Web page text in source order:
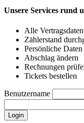
Unsere Services rund
Alle
Zählerstand
Persönliche
Abschlag ändern
Rechnungen
Tickets bestellen
Benutzername
Login